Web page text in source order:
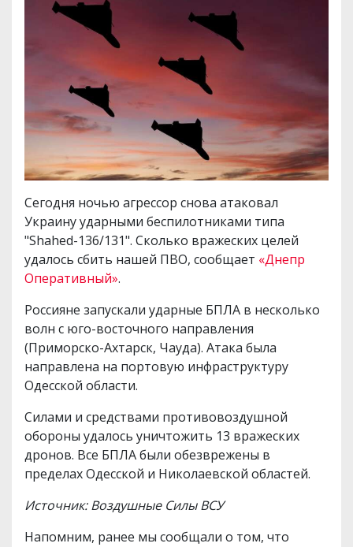
Сегодня ночью агрессор снова атаковал
Украину ударными беспилотниками типа
"Shahed-136/131". Сколько вражеских целей
удалось сбить нашей ПВО, сообщает «Днепр
Оперативный».
Россияне запускали ударные БПЛА в несколько
волн с юго-восточного направления
(Приморско-Ахтарск, Чауда). Атака была
направлена на портовую инфраструктуру
Одесской области.
Силами и средствами противовоздушной
обороны удалось уничтожить 13 вражеских
дронов. Все БПЛА были обезврежены в
пределах Одесской и Николаевской областей.
Источник: Воздушные Силы ВСУ
Напомним, ранее мы сообщали о том, что